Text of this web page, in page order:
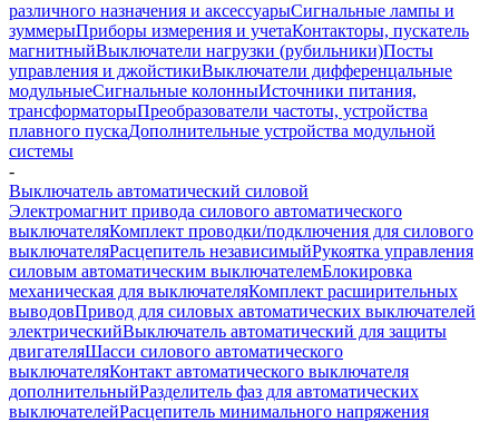
различного назначения и аксессуарыСигнальные лампы и
зуммерыПриборы измерения и учетаКонтакторы, пускатель
магнитныйВыключатели нагрузки (рубильники)Посты
управления и джойстикиВыключатели дифференцальные
модульныеСигнальные колонныИсточники питания,
трансформаторыПреобразователи частоты, устройства
плавного пускаДополнительные устройства модульной
системы
-
Выключатель автоматический силовой
Электромагнит привода силового автоматического
выключателяКомплект проводки/подключения для силового
выключателяРасцепитель независимыйРукоятка управления
силовым автоматическим выключателемБлокировка
механическая для выключателяКомплект расширительных
выводовПривод для силовых автоматических выключателей
электрическийВыключатель автоматический для защиты
двигателяШасси силового автоматического
выключателяКонтакт автоматического выключателя
дополнительныйРазделитель фаз для автоматических
выключателейРасцепитель минимального напряжения